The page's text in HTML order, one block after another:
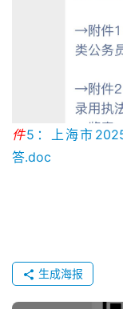
件5：上海市
答.doc
生成海报